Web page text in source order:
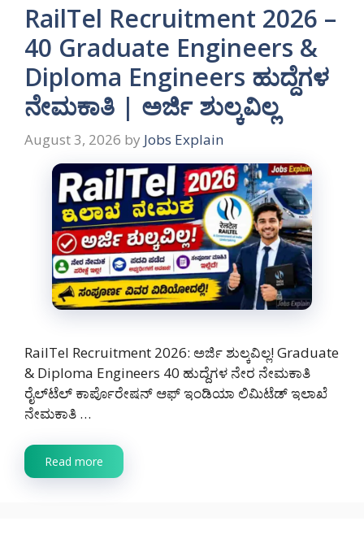
RailTel Recruitment 2026 –
40 Graduate Engineers &
Diploma Engineers ಹುದ್ದೆಗಳ
ನೇಮಕಾತಿ | ಅರ್ಜಿ ಶುಲ್ಕವಿಲ್ಲ
August 3, 2026 by Jobs Explain
RailTel Recruitment 2026: ಅರ್ಜಿ ಶುಲ್ಕವಿಲ್ಲ! Graduate
& Diploma Engineers 40 ಹುದ್ದೆಗಳ ನೇರ ನೇಮಕಾತಿ
ರೈಲ್‌ಟೆಲ್ ಕಾರ್ಪೊರೇಷನ್ ಆಫ್ ಇಂಡಿಯಾ ಲಿಮಿಟೆಡ್ ಇಲಾಖೆ
ನೇಮಕಾತಿ …
Read more